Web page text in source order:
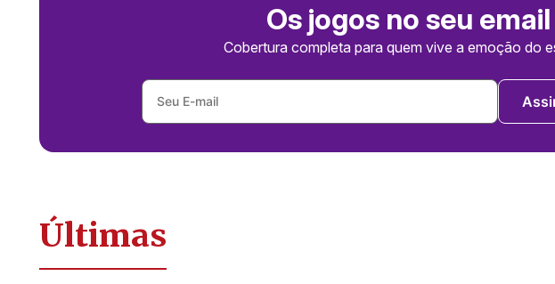
Os jogos no seu email
Cobertura completa para quem vive a emoção do
Últimas